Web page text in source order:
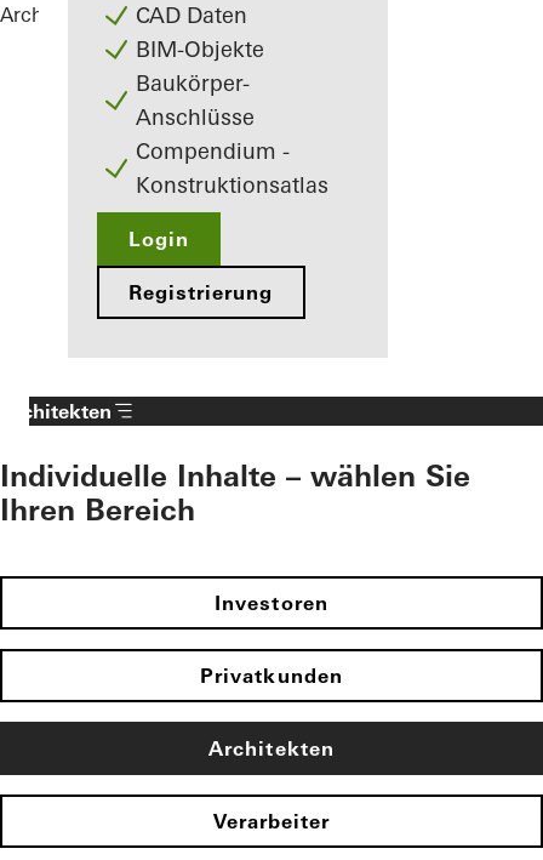
CAD Daten
BIM-Objekte
Baukörper-
Anschlüsse
Compendium -
Konstruktionsatlas
Login
Registrierung
Architekten ReferenzenStatoil ASA
Architekten
Individuelle Inhalte – wählen Sie
Ihren Bereich
Investoren
Privatkunden
Architekten
Verarbeiter